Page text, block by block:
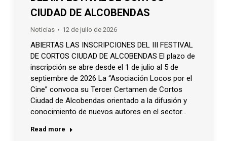
CIUDAD DE ALCOBENDAS
Noticias 12 de julio de 2026
ABIERTAS LAS INSCRIPCIONES DEL III FESTIVAL
DE CORTOS CIUDAD DE ALCOBENDAS El plazo de
inscripción se abre desde el 1 de julio al 5 de
septiembre de 2026 La “Asociación Locos por el
Cine” convoca su Tercer Certamen de Cortos
Ciudad de Alcobendas orientado a la difusión y
conocimiento de nuevos autores en el sector…
Read more